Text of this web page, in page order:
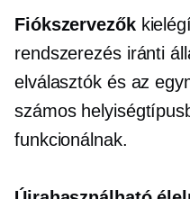
Fiókszervezők
rendszerezés iránti
elválasztók és az
számos
funkcionálnak.